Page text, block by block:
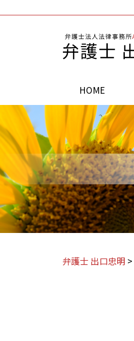
HOME
弁護士 出口忠明 >